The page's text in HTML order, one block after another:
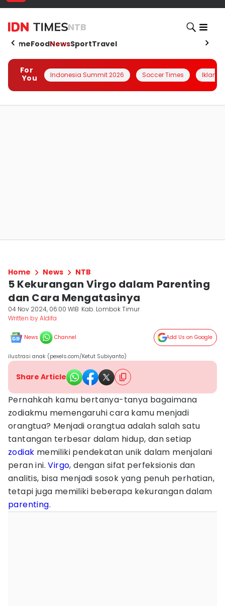
NTB
HomeFoodNewsSportTravel
For
You
Indonesia Summit 2026 Soccer Times Iklanin
Home News NTB
5 Kekurangan Virgo dalam Parenting
dan Cara Mengatasinya
04 Nov 2024, 06:00 WIB Kab. Lombok Timur
Written by Aldifa
News Channel Add Us on Google
ilustrasi anak (pexels.com/Ketut Subiyanto)
Share Article
Pernahkah kamu bertanya-tanya bagaimana
zodiakmu memengaruhi cara kamu menjadi
orangtua? Menjadi orangtua adalah salah satu
tantangan terbesar dalam hidup, dan setiap
zodiak memiliki pendekatan unik dalam menjalani
peran ini.Virgo, dengan sifat perfeksionis dan
analitis, bisa menjadi sosok yang penuh perhatian,
tetapi juga memiliki beberapa kekurangan dalam
parenting.